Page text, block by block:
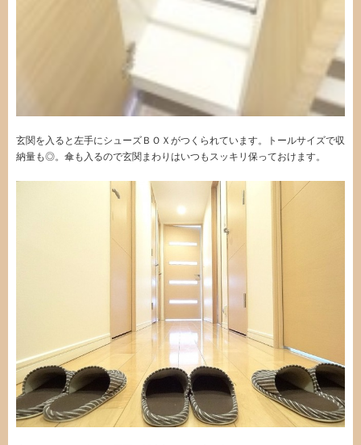
玄関を入ると左手にシューズＢＯＸがつくられています。トールサイズで収
納量も◎。傘も入るので玄関まわりはいつもスッキリ保っておけます。